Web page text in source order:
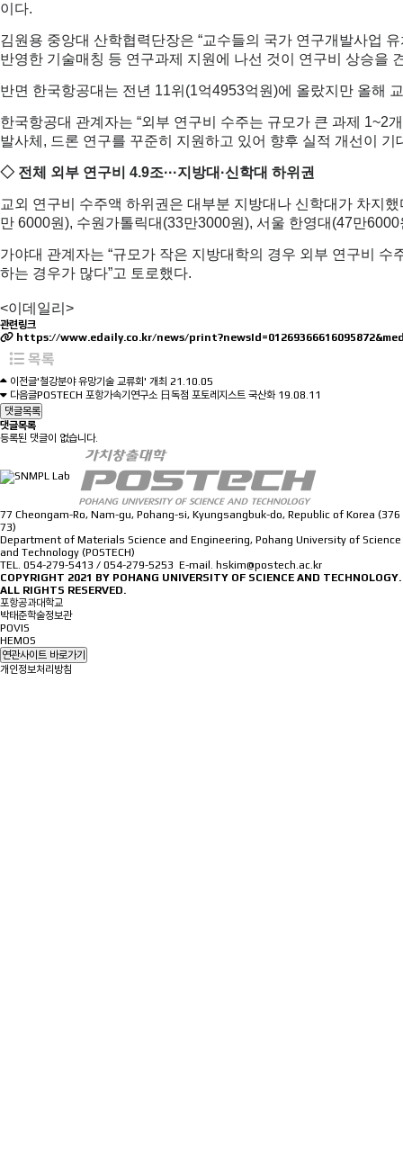
이다.
김원용 중앙대 산학협력단장은 “교수들의 국가 연구개발사업
반영한 기술매칭 등 연구과제 지원에 나선 것이 연구비 상승을
반면 한국항공대는 전년 11위(1억4953억원)에 올랐지만 올해
한국항공대 관계자는 “외부 연구비 수주는 규모가 큰 과제 1~2
발사체, 드론 연구를 꾸준히 지원하고 있어 향후 실적 개선이 기
◇ 전체 외부 연구비 4.9조···지방대·신학대 하위권
교외 연구비 수주액 하위권은 대부분 지방대나 신학대가 차지
만 6000원), 수원가톨릭대(33만3000원), 서울 한영대(47만6000
가야대 관계자는 “규모가 작은 지방대학의 경우 외부 연구비
하는 경우가 많다”고 토로했다.
<이데일리>
관련링크
https://www.edaily.co.kr/news/
목록
이전글'철강분야 유망기술 교류회' 개최 21.10.05
다음글POSTECH 포항가속기연구소 日독점 포토레지스트 국산화 19.08.11
댓글목록
댓글목록
등록된 댓글이 없습니다.
77 Cheongam-Ro, Nam-gu, Pohang-si, Kyungsangbuk-do, Republic of Korea (376
73)
Department of Materials Science and Engineering, Pohang University of Science
and Technology (POSTECH)
TEL. 054-279-5413 / 054-279-5253 E-mail. hskim@postech.ac.kr
COPYRIGHT 2021 BY POHANG UNIVERSITY OF SCIENCE AND TECHNOLOGY.
ALL RIGHTS RESERVED.
포항공과대학교
박태준학술정보관
POVIS
HEMOS
연관사이트 바로가기
개인정보처리방침